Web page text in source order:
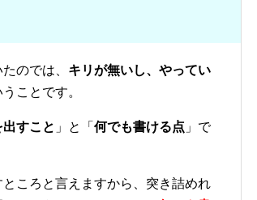
のでは、 キリが無いし、やってい
ことです。
すこと 」と「 何でも書ける点 」で
ころと言えますから、突き詰めれ